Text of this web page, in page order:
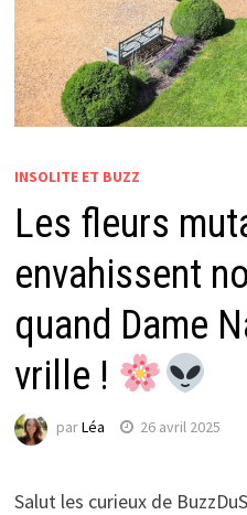
INSOLITE ET BUZZ
Les fleurs
envahissent
quand Dame
vrille !
parLéa 26 avril 2025
Salut les curieux de